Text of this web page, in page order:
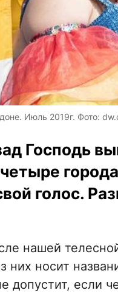
Июль 2019г. Фото:
Господь
четыре
голос.
нашей
них носит
допустит, если